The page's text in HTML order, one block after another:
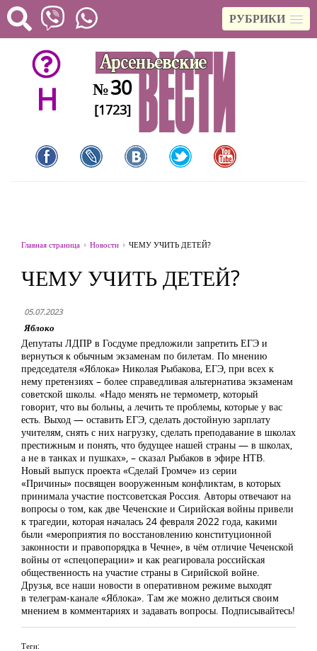
РУБРИКИ
H №30
[1723]
Главная страница Новости ЧЕМУ УЧИТЬ ДЕТЕЙ?
ЧЕМУ УЧИТЬ ДЕТЕЙ?
05.07.2023
Яблоко
Депутаты ЛДПР в Госдуме предложили запретить ЕГЭ и
вернуться к обычным экзаменам по билетам. По мнению
председателя «Яблока» Николая Рыбакова, ЕГЭ, при всех к
нему претензиях – более справедливая альтернатива экзаменам
советской школы. «Надо менять не термометр, который
говорит, что вы больны, а лечить те проблемы, которые у вас
есть. Выход — оставить ЕГЭ, сделать достойную зарплату
учителям, снять с них нагрузку, сделать преподавание в школах
престижным и понять, что будущее нашей страны — в школах,
а не в танках и пушках», – сказал Рыбаков в эфире НТВ.
Новый выпуск проекта «Сделай Громче» из серии
«Причины» посвящен вооруженным конфликтам, в которых
принимала участие постсоветская Россия. Авторы отвечают на
вопросы о том, как две Чеченские и Сирийская войны привели
к трагедии, которая началась 24 февраля 2022 года, какими
были «мероприятия по восстановлению конституционной
законности и правопорядка в Чечне», в чём отличие Чеченской
войны от «спецоперации» и как реагировала российская
общественность на участие страны в Сирийской войне.
Друзья, все наши новости в оперативном режиме выходят
в телеграм-канале «Яблока». Там же можно делиться своим
мнением в комментариях и задавать вопросы. Подписывайтесь!
Теги: